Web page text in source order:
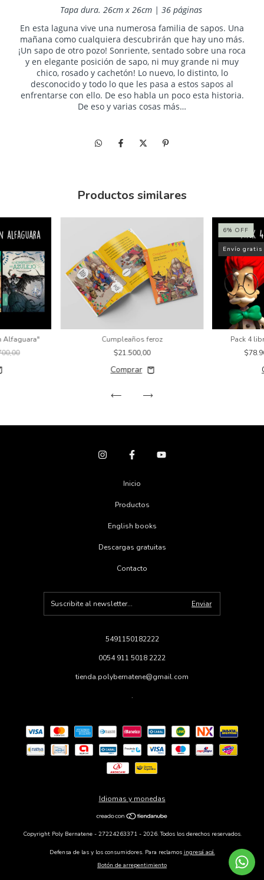
Tapa dura. 26cm x 26cm | 36 páginas
En esta laguna vive una numerosa familia de sapos. Una
mañana como cualquiera descubrirán que hay uno más.
¡Un sapo de otro pozo! Sonriente, sentado sobre una roca
y en elegante posición de sapo, ni muy grande ni muy
chico, rosado y cachetón! Lo nuevo, lo distinto, lo
desconocido y todo lo que les pasa a estos sapos al
enfrentarse con ello. De eso habla un poco esta historia.
De eso y varias cosas más…
Productos similares
Alfaguara"
Cumpleaños feroz
$21.500,00
6% OFF
Envío gratis
Pack 4
Inicio
Productos
English books
Descargas gratuitas
Contacto
5491150182222
0054 911 5018 2222
tienda.polybernatene@gmail.com
.
Idiomas y monedas
Copyright Poly Bernatene - 27224263371 - 2026. Todos los derechos reservados.
Defensa de las y los consumidores. Para reclamos ingresá acá.
Botón de arrepentimiento